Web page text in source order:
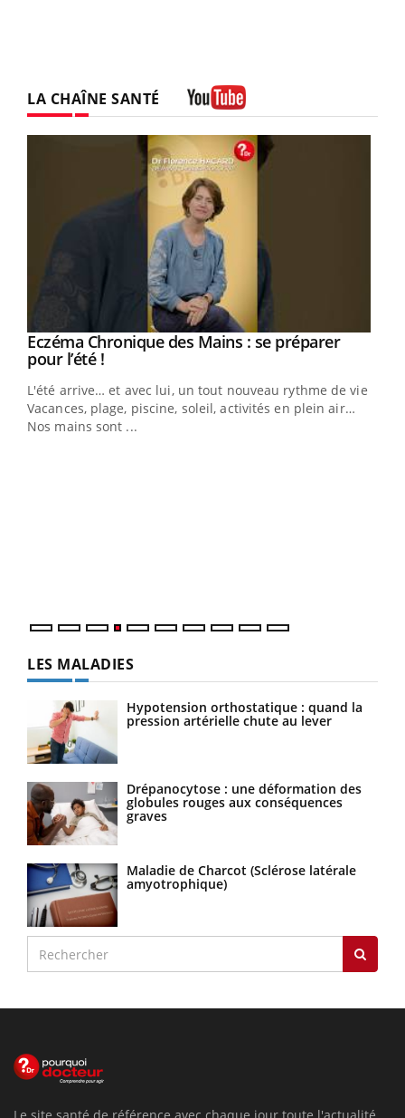
LA CHAÎNE SANTÉ
Youtube
Eczéma Chronique des Mains : se préparer
pour l’été !Youtube
L'été arrive… et avec lui, un tout nouveau rythme de vie !
Vacances, plage, piscine, soleil, activités en plein air…
Nos mains sont ...
Youtube
Diabète & Ramadan 2026Youtube
Le Ramadan approche, et, pour de nombreuses
personnes atteintes de diabète, c'est une période de
questions, de défis, mais ...
LES MALADIES
Hypotension orthostatique : quand la
pression artérielle chute au lever
Drépanocytose : une déformation des
globules rouges aux conséquences
graves
Maladie de Charcot (Sclérose latérale
amyotrophique)